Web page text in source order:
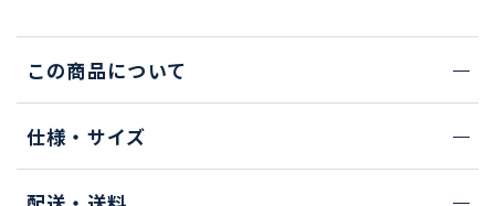
この商品について
仕様・サイズ